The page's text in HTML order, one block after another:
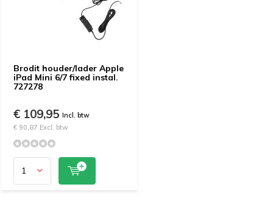
Brodit houder/lader Apple
iPad Mini 6/7 fixed instal.
727278
€ 109,95 Incl. btw
€ 90,87 Excl. btw